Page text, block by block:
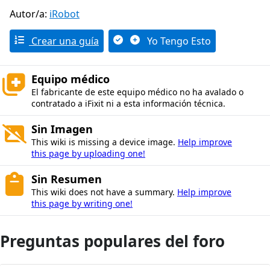
Autor/a: iRobot
Crear una guía Yo Tengo Esto
Equipo médico
El fabricante de este equipo médico no ha avalado o
contratado a iFixit ni a esta información técnica.
Sin Imagen
This wiki is missing a device image. Help improve
this page by uploading one!
Sin Resumen
This wiki does not have a summary. Help improve
this page by writing one!
Preguntas populares del foro